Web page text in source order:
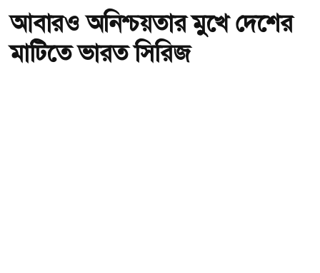
আবারও অনিশ্চয়তার মুখে দেশের
মাটিতে ভারত সিরিজ